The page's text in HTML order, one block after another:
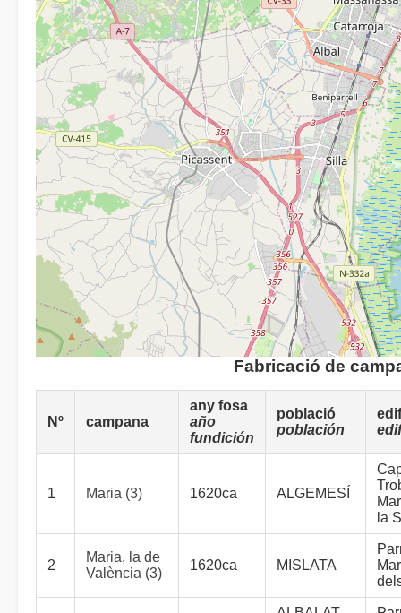
Fabricació de
Nº campana
any fosa
año
fundición
població
población
1 Maria (3) 1620ca ALGEMESÍ
la
2
Maria, la de
València (3)
1620ca MISLATA